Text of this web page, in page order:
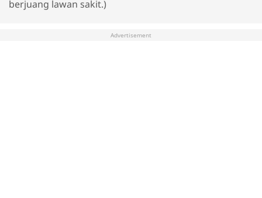
berjuang lawan sakit.)
Advertisement